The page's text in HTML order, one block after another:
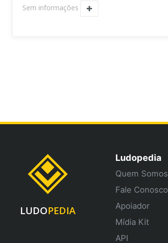
Sem informações
LUDOPEDIA
Ludopedia
Quem Somos
Fale Conosco
Apoiador
Mídia Kit
API